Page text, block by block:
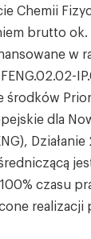
Chemii
brutto ok.
w
FENG.02.02-
środków
dla
Działanie
czasu
realizacji